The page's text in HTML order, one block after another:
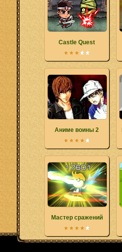
Castle Quest
Аниме воины 2
Мастер сражений